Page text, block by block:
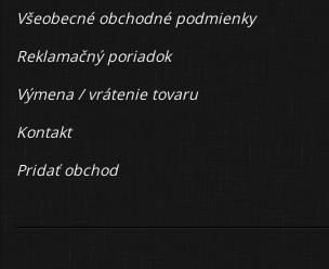
Všeobecné obchodné podmienky
Reklamačný poriadok
Výmena / vrátenie tovaru
Kontakt
Pridať obchod